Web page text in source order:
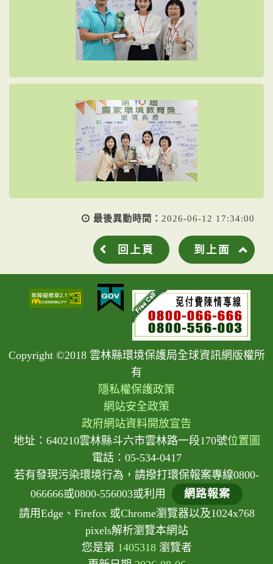
最後異動時間： 2026-06-12 17:34:00
回上頁 到上面
Copyright ©2018 雲林縣環境保護局全球資訊網版權所
有
隱私權保護政策
網站安全政策
政府網站資料開放宣告
地址：640210雲林縣斗六市雲林路一段170號位置圖
電話：05-534-0417
若有發現污染環境行為，請撥打環保報案專線0800-
066666或0800-556003或利用
網路報案
請用Edge、Firefox 或Chrome瀏覽器以及1024x768
pixels解析瀏覽本網站
您是第 1405318瀏覽者